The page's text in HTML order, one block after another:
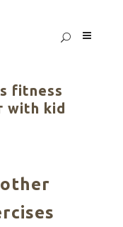
fitness
with kid